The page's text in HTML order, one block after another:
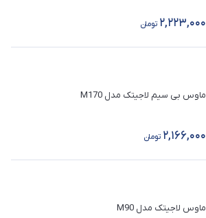
2,223,000 تومان
ماوس بی سیم لاجیتک مدل M170
2,166,000 تومان
ماوس لاجیتک مدل M90